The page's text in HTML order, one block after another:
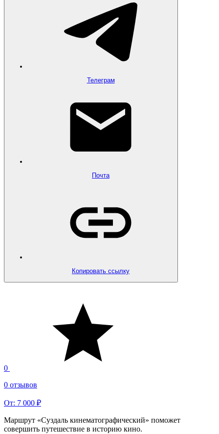
Телеграм
Почта
Копировать ссылку
0
0 отзывов
От: 7 000 ₽
Маршрут «Суздаль кинематографический» поможет
совершить путешествие в историю кино.